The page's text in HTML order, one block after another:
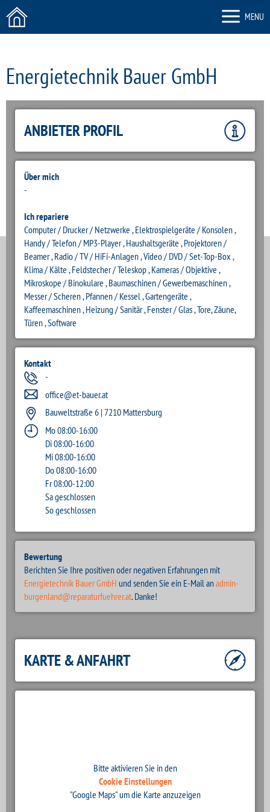
MENU
Energietechnik Bauer GmbH
ZURÜCK
ANBIETER PROFIL
Über mich
-
Ich repariere
Computer / Drucker / Netzwerke , Elektrospielgeräte / Konsolen ,
Handy / Telefon / MP3-Player , Haushaltsgeräte , Projektoren /
Beamer , Radio / TV / HiFi-Anlagen , Video / DVD / Set-Top-Box ,
Klima / Kälte , Feldstecher / Teleskop , Kameras / Objektive ,
Mikroskope / Binokulare , Baumaschinen / Gewerbemaschinen ,
Messer / Scheren , Pfannen / Kessel , Gartengeräte ,
Kaffeemaschinen , Heizung / Sanitär , Fenster / Glas , Tore, Zäune,
Türen , Software
Kontakt
-
office@et-bauer.at
Bauweltstraße 6 | 7210 Mattersburg
Mo 08:00-16:00
Di 08:00-16:00
Mi 08:00-16:00
Do 08:00-16:00
Fr 08:00-12:00
Sa geschlossen
So geschlossen
Bewertung
Berichten Sie Ihre positiven oder negativen Erfahrungen mit
Energietechnik Bauer GmbH und senden Sie ein E-Mail anadmin-
burgenland@reparaturfuehrer.at. Danke!
KARTE & ANFAHRT
Bitte aktivieren Sie in den
Cookie Einstellungen
"Google Maps" um die Karte anzuzeigen